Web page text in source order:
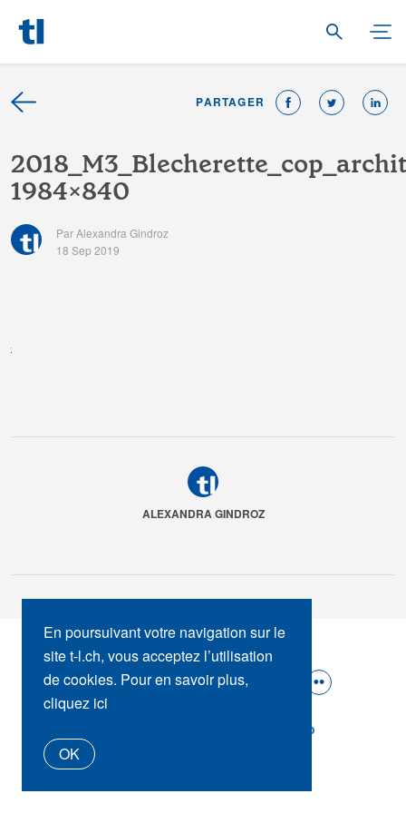
PARTAGER
2018 M3 Blecherette cop archit
1984×840
Par Alexandra Gindroz
18 Sep 2019
ALEXANDRA GINDROZ
SUIVEZ-NOUS :
tl_shop
En poursuivant votre navigation sur le
site t-l.ch, vous acceptez l’utilisation
de cookies. Pour en savoir plus,
cliquez ici
OK